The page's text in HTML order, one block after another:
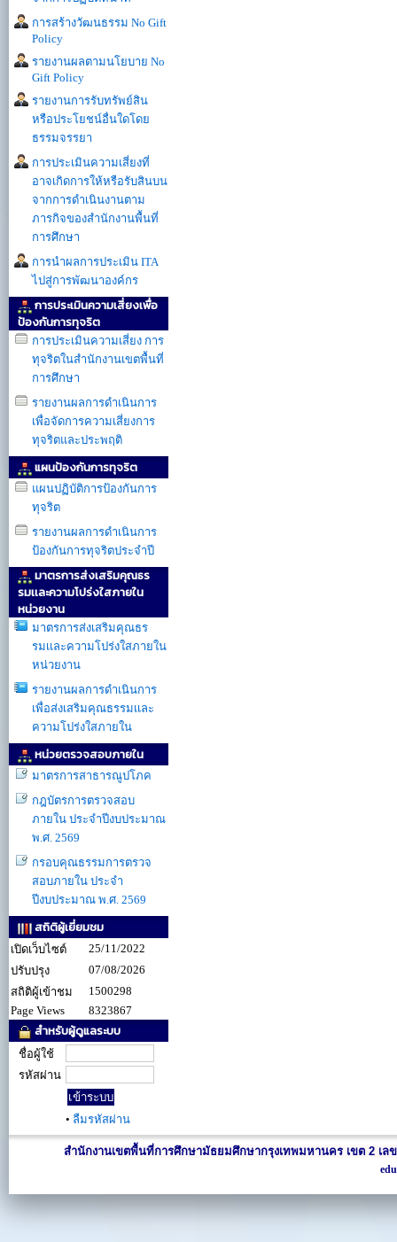
การสร้างวัฒนธรรม No Gift
Policy
รายงานผลตามนโยบาย No
Gift Policy
รายงานการรับทรัพย์สิน
หรือประโยชน์อื่นใดโดย
ธรรมจรรยา
การประเมินความเสี่ยงที่
อาจเกิดการให้หรือรับสินบน
จากการดำเนินงานตาม
ภารกิจของสำนักงานพื้นที่
การศึกษา
การนำผลการประเมิน ITA
ไปสู่การพัฒนาองค์กร
การประเมินความเสี่ยงเพื่อ
ป้องกันการทุจริต
การประเมินความเสี่ยง การ
ทุจริตในสำนักงานเขตพื้นที่
การศึกษา
รายงานผลการดำเนินการ
เพื่อจัดการความเสี่ยงการ
ทุจริตและประพฤติ
แผนป้องกันการทุจริต
แผนปฏิบัติการป้องกันการ
ทุจริต
รายงานผลการดำเนินการ
ป้องกันการทุจริตประจำปี
มาตรการส่งเสริมคุณธร
รมเเละความโปร่งใสภายใน
หน่วยงาน
มาตรการส่งเสริมคุณธร
รมเเละความโปร่งใสภายใน
หน่วยงาน
รายงานผลการดำเนินการ
เพื่อส่งเสริมคุณธรรมเเละ
ความโปร่งใสภายใน
หน่วยตรวจสอบภายใน
มาตรการสาธารณูปโภค
กฎบัตรการตรวจสอบ
ภายใน ประจำปีงบประมาณ
พ.ศ. 2569
กรอบคุณธรรมการตรวจ
สอบภายใน ประจำ
ปีงบประมาณ พ.ศ. 2569
สถิติผู้เยี่ยมชม
เปิดเว็บไซต์
25/11/2022
ปรับปรุง
07/08/2026
สถิติผู้เข้าชม
1500298
Page Views
8323867
สำหรับผู้ดูแลระบบ
ชื่อผู้ใช้
รหัสผ่าน
• ลืมรหัสผ่าน
สำนักงานเขตพื้นที่การศึกษามัธยมศึกษากรุงเทพมหานคร เขต 2 เล